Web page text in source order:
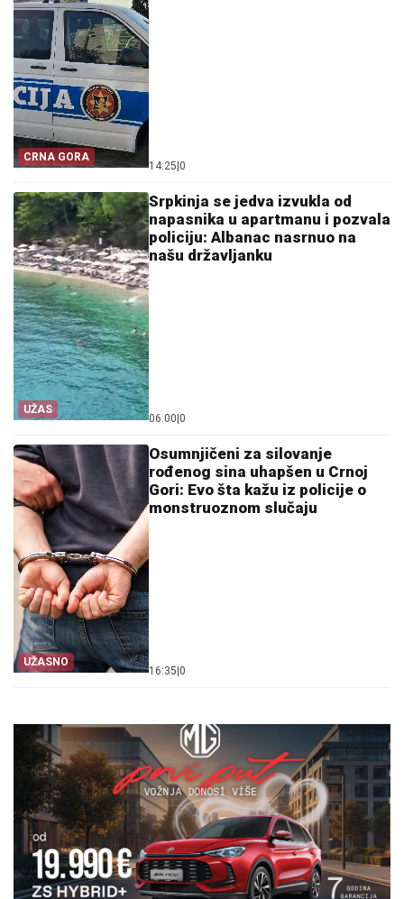
CRNA GORA
14:25 0
UŽAS
Srpkinja se jedva izvukla od
napasnika u apartmanu i pozvala
policiju: Albanac nasrnuo na
našu državljanku
06:00 0
UŽASNO
Osumnjičeni za silovanje
rođenog sina uhapšen u Crnoj
Gori: Evo šta kažu iz policije o
monstruoznom slučaju
16:35 0